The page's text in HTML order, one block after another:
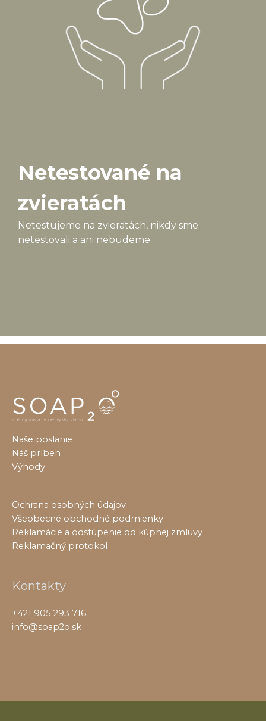
Netestované na
zvieratách
Netestujeme na zvieratách, nikdy sme
netestovali a ani nebudeme.
Naše poslanie
Náš príbeh
Výhody
Ochrana osobných údajov
Všeobecné obchodné podmienky
Reklamácie a odstúpenie od kúpnej zmluvy
Reklamačný protokol
Kontakty
+421 905 293 716
info@soap2o.sk